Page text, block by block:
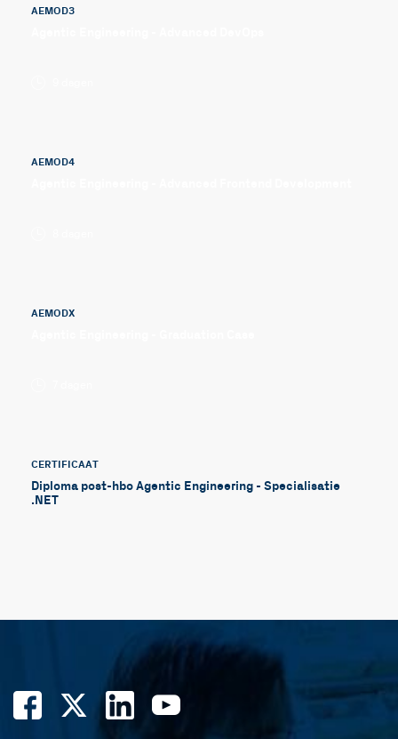
AEMOD3
AEMOD4
AEMODX
CERTIFICAAT
Diploma post-hbo Agentic Engineering - Specialisatie
.NET